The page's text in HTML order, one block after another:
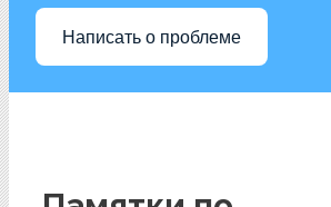
Написать о проблеме